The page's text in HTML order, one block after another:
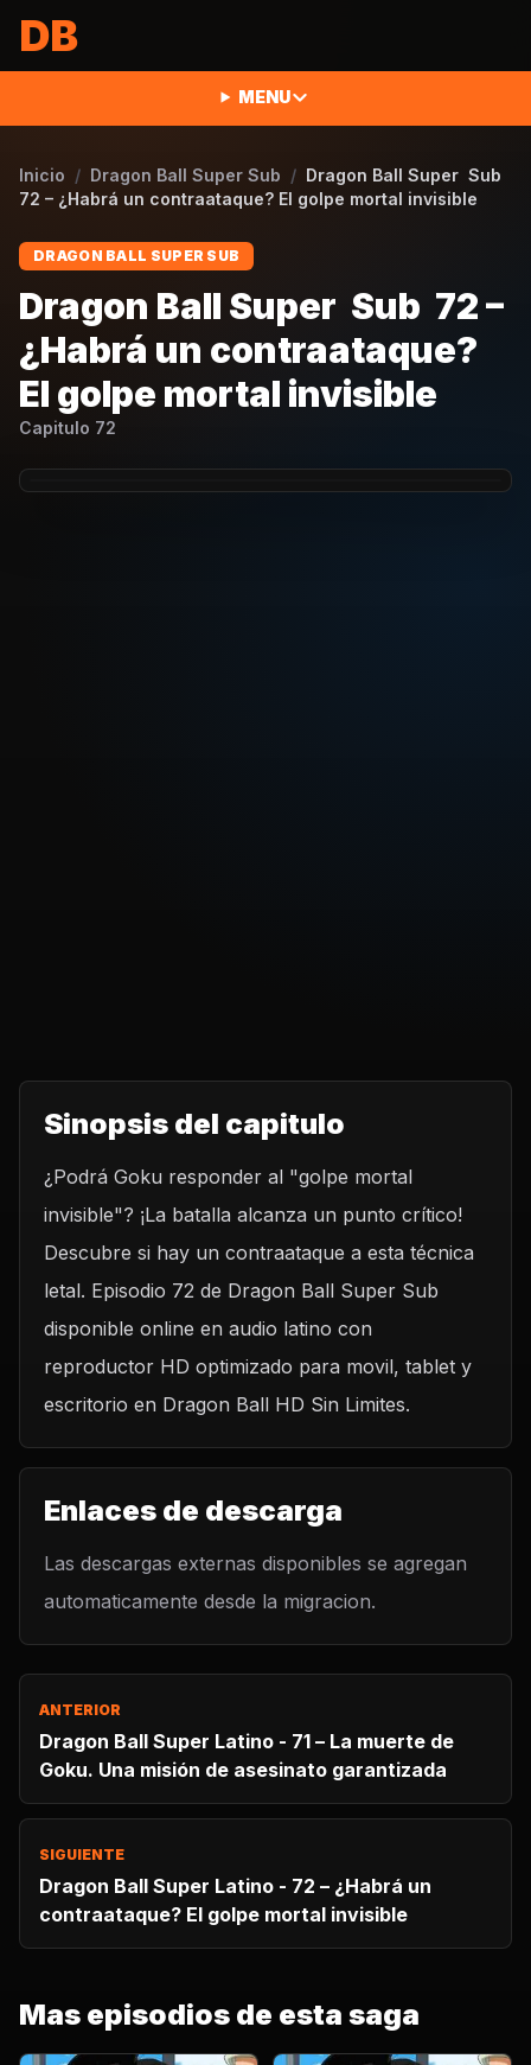
DB
MENU
Inicio / Dragon Ball Super Sub / Dragon Ball Super Sub
72 – ¿Habrá un contraataque? El golpe mortal invisible
DRAGON BALL SUPER SUB
Dragon Ball Super Sub 72 –
¿Habrá un contraataque?
El golpe mortal invisible
Capitulo 72
Sinopsis del capitulo
¿Podrá Goku responder al "golpe mortal
invisible"? ¡La batalla alcanza un punto crítico!
Descubre si hay un contraataque a esta técnica
letal. Episodio 72 de Dragon Ball Super Sub
disponible online en audio latino con
reproductor HD optimizado para movil, tablet y
escritorio en Dragon Ball HD Sin Limites.
Enlaces de descarga
Las descargas externas disponibles se agregan
automaticamente desde la migracion.
ANTERIOR
Dragon Ball Super Latino - 71 – La muerte de
Goku. Una misión de asesinato garantizada
SIGUIENTE
Dragon Ball Super Latino - 72 – ¿Habrá un
contraataque? El golpe mortal invisible
Mas episodios de esta saga